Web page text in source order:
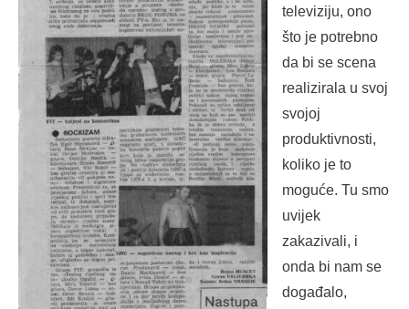
televiziju, ono
što je potrebno
da bi se scena
realizirala u svoj
svojoj
produktivnosti,
koliko je to
moguće. Tu smo
uvijek
zakazivali, i
onda bi nam se
događalo,